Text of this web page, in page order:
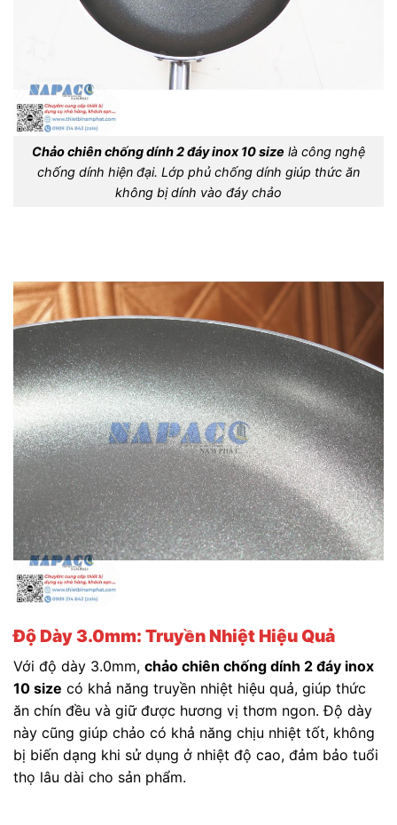
Chảo chiên chống dính 2 đáy inox 10 size là công nghệ
chống dính hiện đại. Lớp phủ chống dính giúp thức ăn
không bị dính vào đáy chảo
Độ Dày 3.0mm: Truyền Nhiệt Hiệu Quả
Với độ dày 3.0mm, chảo chiên chống dính 2 đáy inox
10 size có khả năng truyền nhiệt hiệu quả, giúp thức
ăn chín đều và giữ được hương vị thơm ngon. Độ dày
này cũng giúp chảo có khả năng chịu nhiệt tốt, không
bị biến dạng khi sử dụng ở nhiệt độ cao, đảm bảo tuổi
thọ lâu dài cho sản phẩm.